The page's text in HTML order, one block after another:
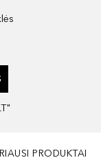
PRODUKTAI